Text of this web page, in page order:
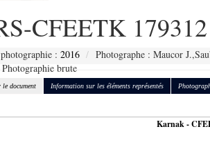
CFEETK 179312
: 2016
Photographe : Maucor
brute
le document Information sur les éléments représentés